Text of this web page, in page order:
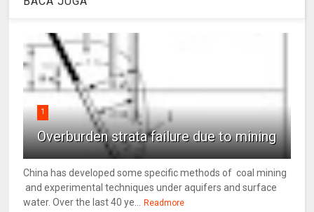
1
Overburden strata failure due to mining
China has developed some specific methods of coal mining
and experimental techniques under aquifers and surface
water. Over the last 40 ye...
Readmore